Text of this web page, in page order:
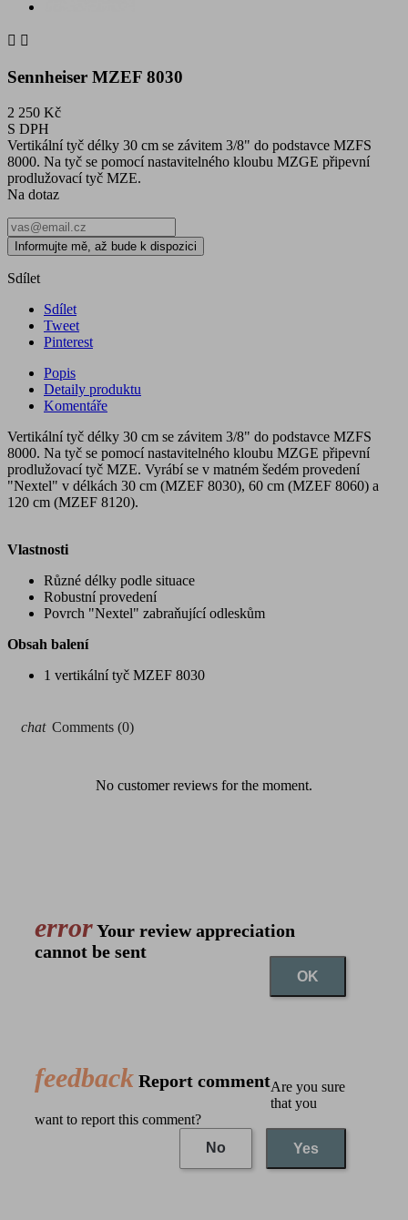
 
Sennheiser MZEF 8030
2 250 Kč
S DPH
Vertikální tyč délky 30 cm se závitem 3/8" do podstavce MZFS
8000. Na tyč se pomocí nastavitelného kloubu MZGE připevní
prodlužovací tyč MZE.
Na dotaz
Informujte mě, až bude k dispozici
Sdílet
Sdílet
Tweet
Pinterest
Popis
Detaily produktu
Komentáře
Vertikální tyč délky 30 cm se závitem 3/8" do podstavce MZFS
8000. Na tyč se pomocí nastavitelného kloubu MZGE připevní
prodlužovací tyč MZE. Vyrábí se v matném šedém provedení
"Nextel" v délkách 30 cm (MZEF 8030), 60 cm (MZEF 8060) a
120 cm (MZEF 8120).
Vlastnosti
Různé délky podle situace
Robustní provedení
Povrch "Nextel" zabraňující odleskům
Obsah balení
1 vertikální tyč MZEF 8030
chat Comments (0)
No customer reviews for the moment.
errorYour review appreciation
cannot be sent
OK
feedback Report commentAre you sure
that you
want to report this comment?
No
Yes